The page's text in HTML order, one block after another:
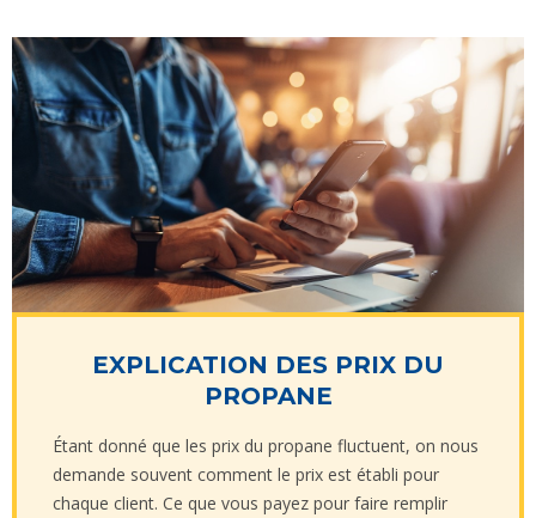
EXPLICATION DES PRIX DU
PROPANE
Étant donné que les prix du propane fluctuent, on nous
demande souvent comment le prix est établi pour
chaque client. Ce que vous payez pour faire remplir